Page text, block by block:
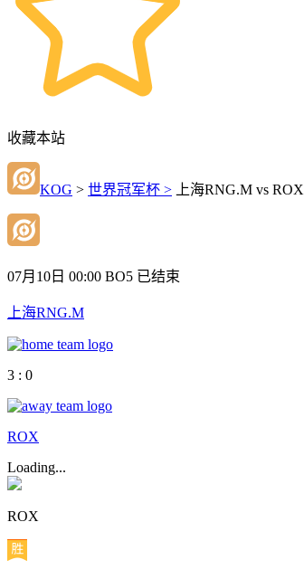
收藏本站
KOG > 世界冠军杯 > 上海RNG.M vs ROX
07月10日 00:00 BO5 已结束
上海RNG.M
3 : 0
ROX
Loading...
ROX